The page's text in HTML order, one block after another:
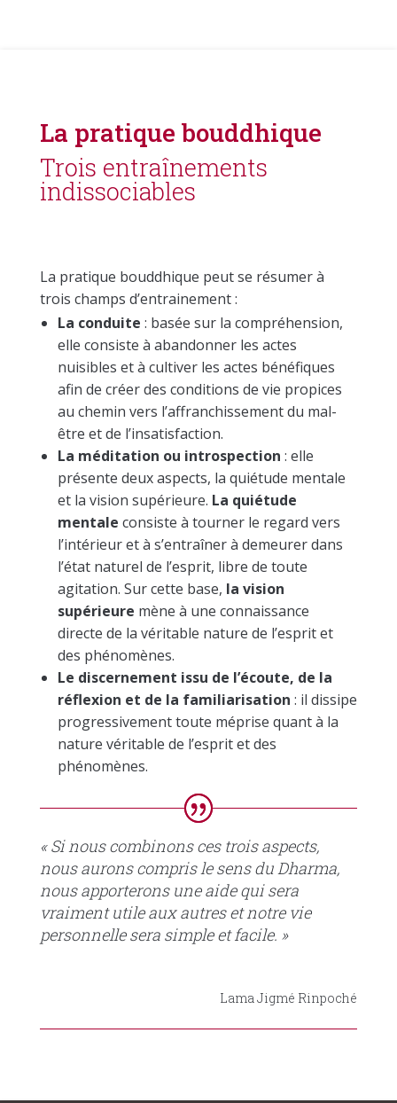
La pratique bouddhique
Trois entraînements
indissociables
La pratique bouddhique peut se résumer à
trois champs d’entrainement :
La conduite : basée sur la compréhension,
elle consiste à abandonner les actes
nuisibles et à cultiver les actes bénéfiques
afin de créer des conditions de vie propices
au chemin vers l’affranchissement du mal-
être et de l’insatisfaction.
La méditation ou introspection : elle
présente deux aspects, la quiétude mentale
et la vision supérieure. La quiétude
mentale consiste à tourner le regard vers
l’intérieur et à s’entraîner à demeurer dans
l’état naturel de l’esprit, libre de toute
agitation. Sur cette base, la vision
supérieure mène à une connaissance
directe de la véritable nature de l’esprit et
des phénomènes.
Le discernement issu de l’écoute, de la
réflexion et de la familiarisation : il dissipe
progressivement toute méprise quant à la
nature véritable de l’esprit et des
phénomènes.
« Si nous combinons ces trois aspects,
nous aurons compris le sens du Dharma,
nous apporterons une aide qui sera
vraiment utile aux autres et notre vie
personnelle sera simple et facile. »
Lama Jigmé Rinpoché